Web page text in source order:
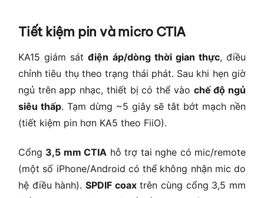
Tiết kiệm pin và micro CTIA
KA15 giám sátđiện áp/dòng thời gian thực, điều
chỉnh tiêu thụ theo trạng thái phát. Sau khi hẹn giờ
ngủ trên app nhạc, thiết bị có thể vào chế độ ngủ
siêu thấp. Tạm dừng ~5 giây sẽ tắt bớt mạch nền
(tiết kiệm pin hơn KA5 theo FiiO).
Cổng 3,5 mm CTIA hỗ trợ tai nghe có mic/remote
(một số iPhone/Android có thể không nhận mic do
hệ điều hành). SPDIF coaxtrên cùng cổng 3,5 mm